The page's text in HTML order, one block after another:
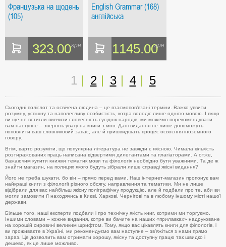
Французька на щодень
(105)
323.00грн
English Grammar (168)
англійська
1145.00грн
1 2 3 4 5
Сьогодні поліглот та освічена людина – це взаємопов’язані терміни. Важко уявити
розумну, успішну та наполегливу особистість, котра володіє лише однією мовою. І якщо
ви ще не встигли вивчити словесність сусідніх народів, ми можемо порекомендувати
вам наступне – зверніть увагу на книги з мов. Дані видання не лише допоможуть
поповнити ваш словниковий запас, але й пришвидшать процес освоєння іноземного
говору.
Втім, варто розуміти, що популярна література не завжди є якісною. Чимала кількість
розтиражованих праць написана відвертими дилетантами та плагіаторами. А отже,
бажаючим купити книжки тематик мови та філологія необхідно бути уважними. Та де ж
знайти магазин, на полицях якого будуть зібрали лише справді якісні видання?
Його не треба шукати, бо він – прямо перед вами. Наш інтернет-магазин пропонує вам
найкращі книги з філології різного обсягу, направлення та тематики. Ми не лише
відібрали для вас найбільш якісну поліграфічну продукцію, але й подбали про те, аби ви
могли замовити її находячись в Києві, Харкові, Чернігові та в любому іншому місті нашої
держави.
Більше того, наші експерти подбали і про технічну якість книг, котрими ми торгуємо.
Іншими словами – кожне видання, котре ви бачите на наших «прилавках» надруковане
на хорошій сировині великим шрифтом. Тому, якщо вас цікавлять книги для філологів, і
ви проживаєте в Україні, ми рекомендуємо вам наступне – зв’яжіться з нами прямо
зараз. Це дозволить вам отримати хорошу, якісну та доступну працю так швидко і
дешево, як це лише можливо.